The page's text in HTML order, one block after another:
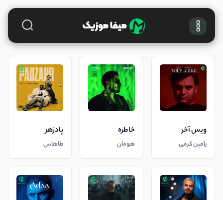
ویس آخر
رامین کرمی
خاطره
هومان
پادزهر
طاهاس